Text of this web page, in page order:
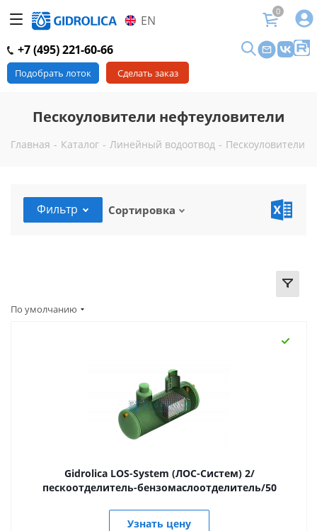
EN
0
+7 (495) 221-60-66
Подобрать лоток Сделать заказ
Пескоуловители нефтеуловители
Главная - Каталог - Линейный водоотвод - Пескоуловители
Фильтр Сортировка
По умолчанию
Gidrolica LOS-System (ЛОС-Систем) 2/
пескоотделитель-бензомаслоотделитель/50
Узнать цену